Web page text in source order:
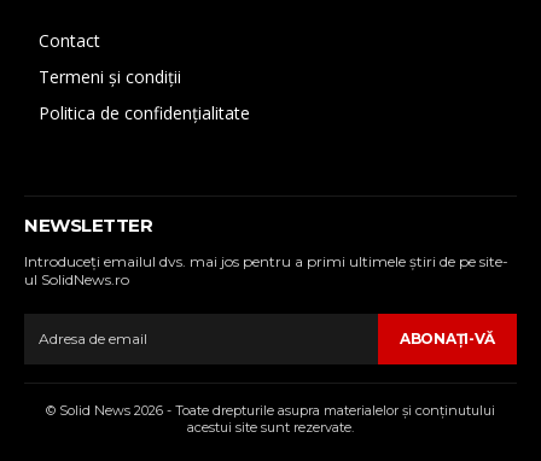
Contact
Termeni și condiții
Politica de confidențialitate
NEWSLETTER
Introduceţi emailul dvs. mai jos pentru a primi ultimele ştiri de pe site-
ul SolidNews.ro
ABONAŢI-VĂ
© Solid News 2026 - Toate drepturile asupra materialelor şi conţinutului
acestui site sunt rezervate.